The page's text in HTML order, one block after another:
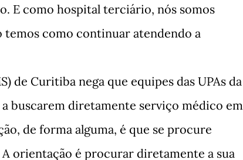
E como hospital terciário, nós somos
como continuar atendendo a
de Curitiba nega que equipes das UPAs da
buscarem diretamente serviço médico em
de forma alguma, é que se procure
orientação é procurar diretamente a sua